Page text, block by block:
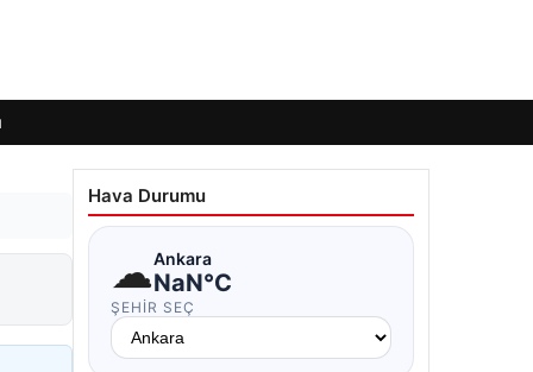
Hava Durumu
☁Ankara
NaN°C
ŞEHIR SEÇ